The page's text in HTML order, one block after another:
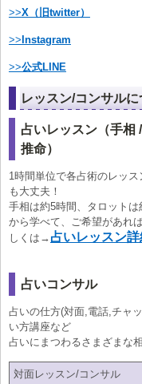
>>X（旧twitter）
>> Instagram
>>公式LINE
レッスン/コンサルに
占いレッスン（手相
推命）
1時間単位で各占術のレッ
も大丈夫！
手相は約5時間、タロット
から学べて、ご希望があれ
しくは→ 占いレッスン詳
占いコンサル
占いの仕方(対面,電話,チャ
い方講座など
占いにまつわるさまざまな
対面レッスン/コンサル